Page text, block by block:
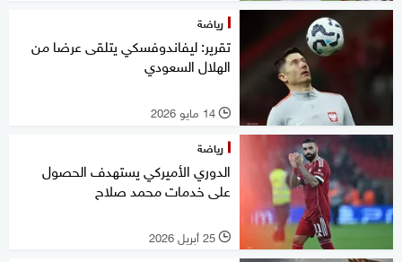
رياضة
تقرير: ليفاندوفسكي يتلقى عرضا من
الهلال السعودي
l 14 مايو 2026
رياضة
الدوري الأميركي يستهدف الحصول
على خدمات محمد صلاح
l 25 أبريل 2026